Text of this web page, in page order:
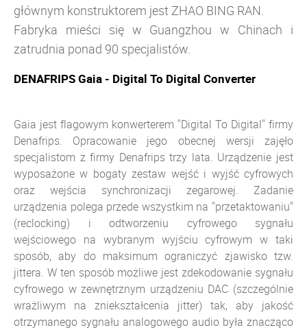
głównym konstruktorem jest ZHAO BING RAN.
Fabryka mieści się w Guangzhou w Chinach i
zatrudnia ponad 90 specjalistów.
DENAFRIPS Gaia - Digital To Digital Converter
Gaia jest flagowym konwerterem "Digital To Digital" firmy
Denafrips. Opracowanie jego obecnej wersji zajęło
specjalistom z firmy Denafrips trzy lata. Urządzenie jest
wyposażone w bogaty zestaw wejść i wyjść cyfrowych
oraz wejścia synchronizacji zegarowej. Zadanie
urządzenia polega przede wszystkim na "przetaktowaniu"
(reclocking) i odtworzeniu cyfrowego sygnału
wejściowego na wybranym wyjściu cyfrowym w taki
sposób, aby do maksimum ograniczyć zjawisko tzw.
jittera. W ten sposób możliwe jest zdekodowanie sygnału
cyfrowego w zewnętrznym urządzeniu DAC (szczególnie
wrażliwym na zniekształcenia jitter) tak, aby jakość
otrzymanego sygnału analogowego audio była znacząco